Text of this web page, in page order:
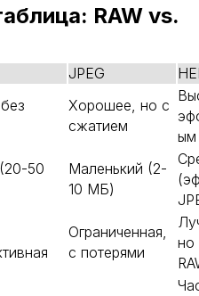
RAW vs.
JPEG
Хорошее, но с
сжатием
ым
50
Маленький (2-
10 МБ)
Ограниченная,
с потерями
но